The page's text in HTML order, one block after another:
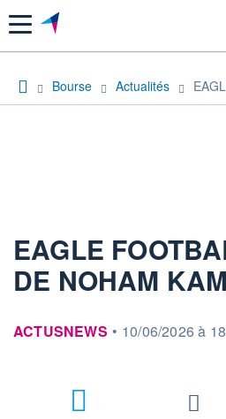
Menu
Bourse Actualités
EAGLE
DE NOHAM
information fournie par
ACTUSNEWS • 10/06/2026 à